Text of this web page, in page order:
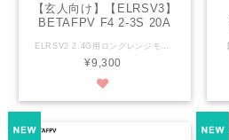
【玄人向け】【ELRSV3】
BETAFPV F4 2-3S 20A
serial ELRS 2.4G
¥9,300